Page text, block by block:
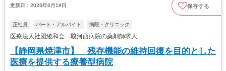
更新日：2026年6月19日 保存する
正社員 パート・アルバイト 病院・クリニック
医療法人社団綾和会 駿河西病院の薬剤師求人
【静岡県焼津市】 残存機能の維持回復を目的とした
医療を提供する療養型病院